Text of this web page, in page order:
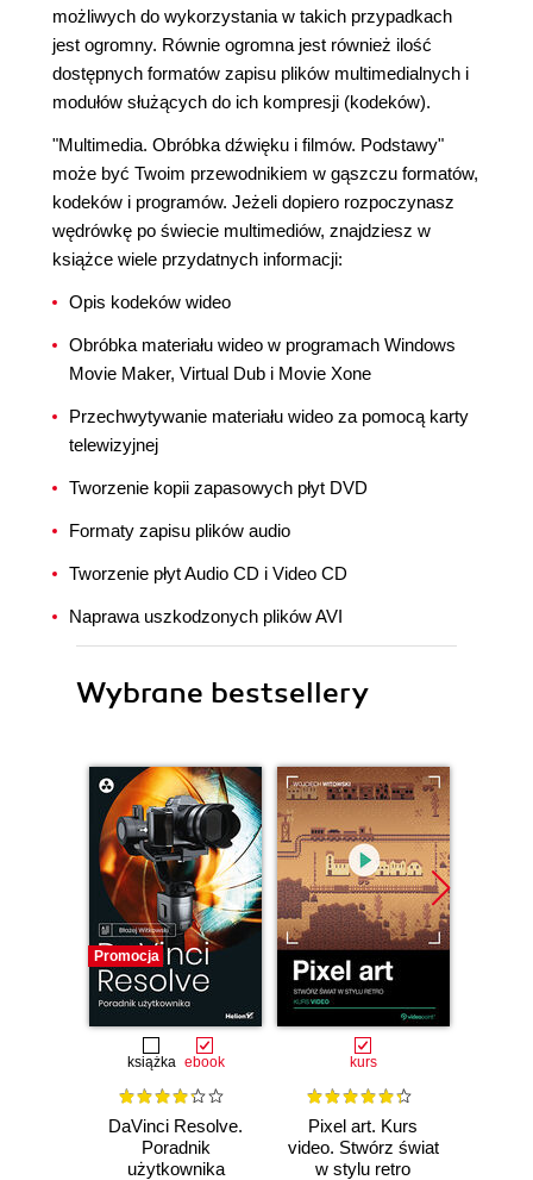
możliwych do wykorzystania w takich przypadkach
jest ogromny. Równie ogromna jest również ilość
dostępnych formatów zapisu plików multimedialnych i
modułów służących do ich kompresji (kodeków).
"Multimedia. Obróbka dźwięku i filmów. Podstawy"
może być Twoim przewodnikiem w gąszczu formatów,
kodeków i programów. Jeżeli dopiero rozpoczynasz
wędrówkę po świecie multimediów, znajdziesz w
książce wiele przydatnych informacji:
Opis kodeków wideo
Obróbka materiału wideo w programach Windows
Movie Maker, Virtual Dub i Movie Xone
Przechwytywanie materiału wideo za pomocą karty
telewizyjnej
Tworzenie kopii zapasowych płyt DVD
Formaty zapisu plików audio
Tworzenie płyt Audio CD i Video CD
Naprawa uszkodzonych plików AVI
Wybrane bestsellery
Promocja
książka ebook
DaVinci Resolve.
Poradnik
użytkownika
kurs
Pixel art. Kurs
video. Stwórz świat
w stylu retro